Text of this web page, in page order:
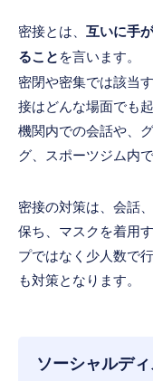
密接とは、 互いに手
ることを言います。
密閉や密集では該当
接はどんな場面でも
機関内での会話や、
グ、スポーツジム内
密接の対策は、会話
保ち、マスクを着用
プではなく少人数で
も対策となります。
ソーシャルデ